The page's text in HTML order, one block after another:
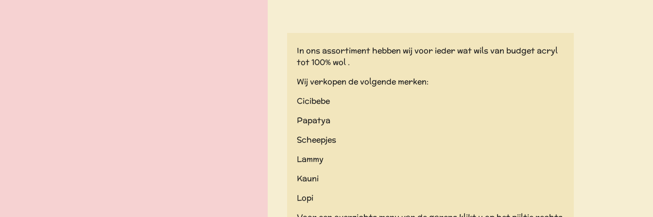
In ons assortiment hebben wij voor ieder wat wils van budget acryl
tot 100% wol .
Wij verkopen de volgende merken:
Cicibebe
Papatya
Scheepjes
Lammy
Kauni
Lopi